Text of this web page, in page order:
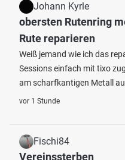
Johann Kyrle
obersten Rutenring
Rute reparieren
Weiß jemand wie ich das
Sessions einfach mit tixo
am scharfkantigen Metall
vor 1 Stunde
Fischi84
Vereinssterben